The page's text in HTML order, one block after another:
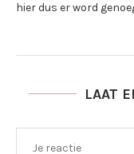
hier dus er word
LAAT